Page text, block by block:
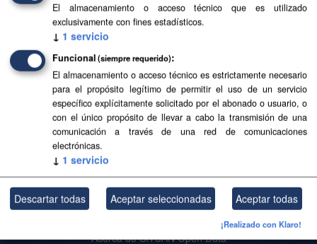
Encuestas de Infraestructuras y Equipamientos
Locales (EIEL) de Canarias
Encuestas de Infraestructuras y Equipamientos Locales del
Gobierno de Canarias procedentes de UNIFICA. UNIFICA
es un sistema aprobado por el Gobierno de Canarias
mediante...
Usted también puede acceder a este registro utilizando los
API Docs).
Acerca de SITCAN Open Data
El almacenamiento o acceso técnico que es utilizado
exclusivamente con fines estadísticos.
↓ 1 servicio
Funcional (siempre requerido)
El almacenamiento o acceso técnico es estrictamente necesario
para el propósito legítimo de permitir el uso de un servicio
específico explícitamente solicitado por el abonado o usuario, o
con el único propósito de llevar a cabo la transmisión de una
comunicación a través de una red de comunicaciones
electrónicas.
↓ 1 servicio
Descartar todas Aceptar seleccionadas Aceptar todas
¡Realizado con Klaro!